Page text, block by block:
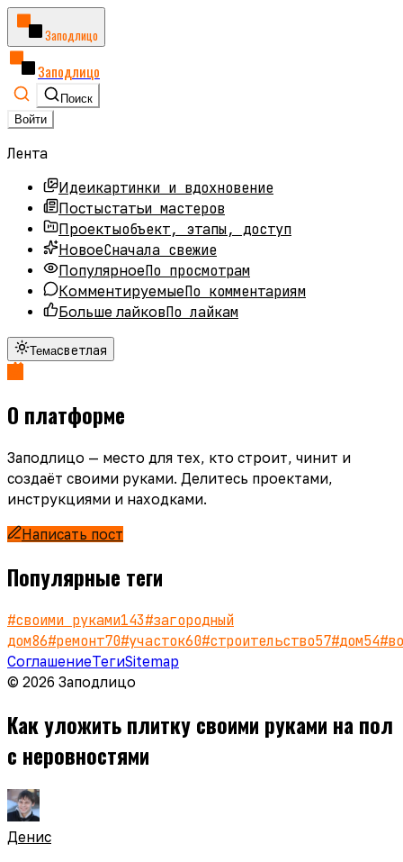
Заподлицо
Заподлицо
Поиск
Войти
Лента
Идеикартинки и вдохновение
Постыстатьи мастеров
Проектыобъект, этапы, доступ
НовоеСначала свежие
ПопулярноеПо просмотрам
КомментируемыеПо комментариям
Больше лайковПо лайкам
Темасветлая
О платформе
Заподлицо — место для тех, кто строит, чинит и
создаёт своими руками. Делитесь проектами,
инструкциями и находками.
Написать пост
Популярные теги
#своими руками143#загородный
дом86#ремонт70#участок60#строительство57#дом54#
СоглашениеТегиSitemap
© 2026 Заподлицо
Как уложить плитку своими руками на пол
с неровностями
Денис